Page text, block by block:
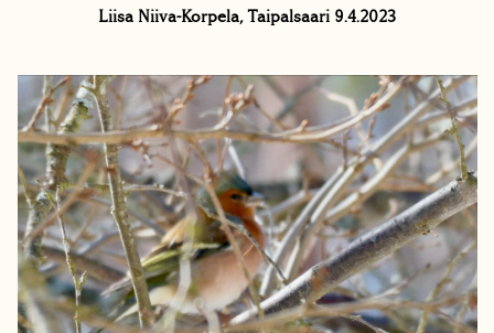
Liisa Niiva-Korpela, Taipalsaari 9.4.2023